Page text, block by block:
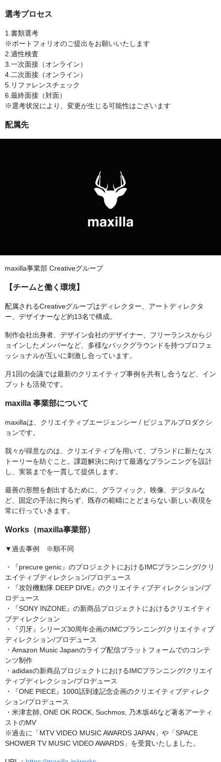
選考プロセス
1.書類選考
※ポートフォリオのご提出をお願いいたします
2.適性検査
3.一次面接（オンライン）
4.二次面接（オンライン）
5.リファレンスチェック
6.最終面接（対面）
※選考状況により、変更が生じる可能性はございます
配属先
maxilla事業部 Creativeグループ
【チームと働く環境】
配属されるCreativeグループはディレクター、アートディレクタ
ー、デザイナーなど約13名で構成。
制作会社出身者、デザイン会社のデザイナー、フリーランスからジ
ョインしたメンバーなど、多様なバックグラウンドを持つプロフェ
ッショナルが互いに刺激し合っています。
月1回の会議では最新のクリエイティブ事例を共有し合うなど、イン
プットも活発です。
maxilla 事業部について
maxillaは、クリエイティブエージェンシー / ビジュアルプロダクシ
ョンです。
我々が得意なのは、クリエイティブを用いて、ブランドに新たなス
トーリーを紡ぐこと。課題解決に向けて最適なプランニングを設計
し、実装までを一貫して提供します。
最善の形態を創出するために、グラフィック、映像、デジタルな
ど、固定の手法に拘らず、既存の範疇にとどまらない新しい表現を
常に行っていきます。
Works（maxilla事業部）
▼過去事例 ※順不同
・『precure genic』のプロジェクトにおけるIMCプランニング/クリ
エイティブディレクション/プロデュース
・『攻殻機動隊 DEEP DIVE』のクリエイティブディレクション/プ
ロデュース
・『SONY INZONE』の新商品プロジェクトにおけるクリエイティ
ブディレクション
・『刃牙』シリーズ30周年企画のIMCプランニング/クリエイティブ
ディレクション/プロデュース
・Amazon Music Japanのライブ配信プラットフォームでのコンテ
ンツ制作
・adidasの新商品プロジェクトにおけるIMCプランニング/クリエイ
ティブディレクション/プロデュース
・『ONE PIECE』1000話到達記念企画のクリエイティブディレク
ション/プロデュース
・米津玄師, ONE OK ROCK, Suchmos, 乃木坂46など著名アーティ
ストのMV
※過去に「MTV VIDEO MUSIC AWARDS JAPAN」や「SPACE
SHOWER TV MUSIC VIDEO AWARDS」を受賞いたしました。